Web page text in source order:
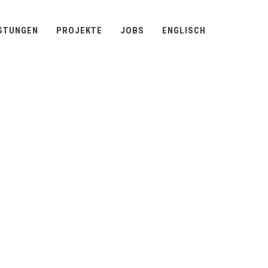
PROJEKTE JOBS ENGLISCH